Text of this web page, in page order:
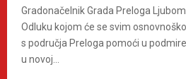
Gradonačelnik Grada Preloga
Odluku kojom će se svim
s područja Preloga pomoći u
u novoj...